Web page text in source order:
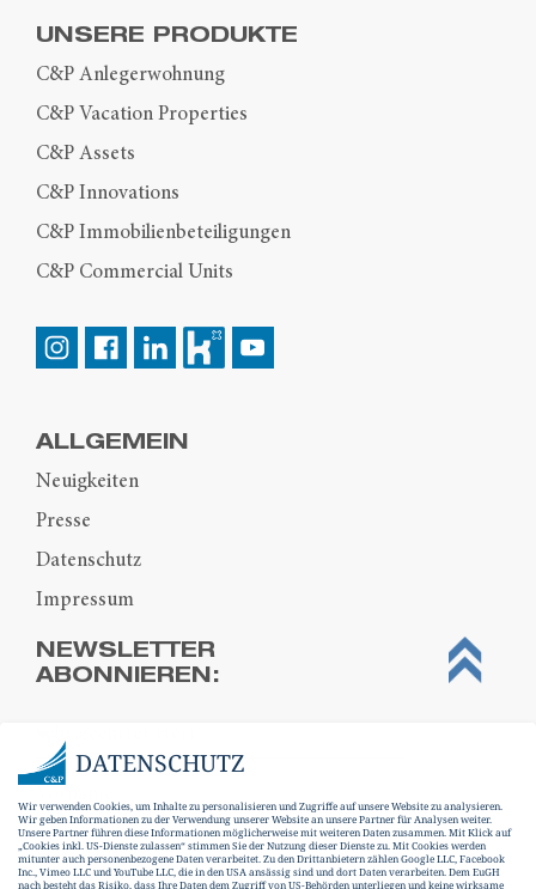
UNSERE PRODUKTE
C&P Anlegerwohnung
C&P Vacation Properties
C&P Assets
C&P Innovations
C&P Immobilienbeteiligungen
C&P Commercial Units
ALLGEMEIN
Neuigkeiten
Presse
Datenschutz
Impressum
NEWSLETTER
ABONNIEREN:
DATENSCHUTZ
Wir verwenden Cookies, um Inhalte zu personalisieren und Zugriffe auf unsere Website zu analysieren.
Wir geben Informationen zu der Verwendung unserer Website an unsere Partner für Analysen weiter.
Unsere Partner führen diese Informationen möglicherweise mit weiteren Daten zusammen. Mit Klick auf
„Cookies inkl. US-Dienste zulassen“ stimmen Sie der Nutzung dieser Dienste zu. Mit Cookies werden
mitunter auch personenbezogene Daten verarbeitet. Zu den Drittanbietern zählen Google LLC, Facebook
Inc., Vimeo LLC und YouTube LLC, die in den USA ansässig sind und dort Daten verarbeiten. Dem EuGH
nach besteht das Risiko, dass Ihre Daten dem Zugriff von US-Behörden unterliegen und keine wirksame